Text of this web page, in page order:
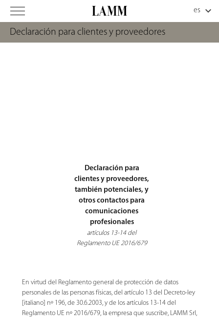
Declaración para clientes y proveedores
Declaración para
clientes y proveedores,
también potenciales, y
otros contactos para
comunicaciones
profesionales
artículos 13-14 del
Reglamento UE 2016/679
En virtud del Reglamento general de protección de datos
personales de las personas físicas, del artículo 13 del Decreto-ley
[italiano] nº 196, de 30.6.2003, y de los artículos 13-14 del
Reglamento UE nº 2016/679, la empresa que suscribe, LAMM Srl,